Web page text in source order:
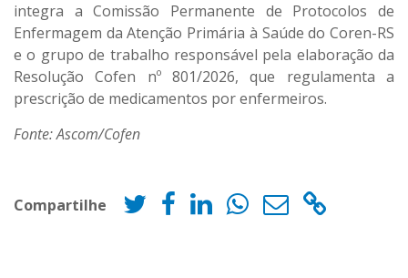
integra a Comissão Permanente de Protocolos de
Enfermagem da Atenção Primária à Saúde do Coren-RS
e o grupo de trabalho responsável pela elaboração da
Resolução Cofen nº 801/2026, que regulamenta a
prescrição de medicamentos por enfermeiros.
Fonte: Ascom/Cofen
Compartilhe